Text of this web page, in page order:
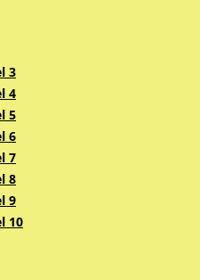
3
4
5
6
7
8
9
10